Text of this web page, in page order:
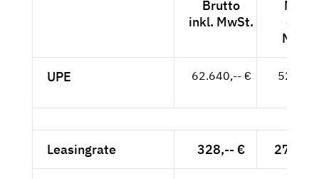
Brutto
inkl. MwSt.
Netto
exkl.
MwSt.
UPE 62.640,-- €
Leasingrate 328,-- € 275,63